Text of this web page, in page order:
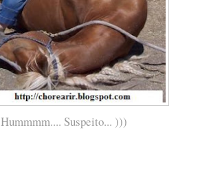
Hummmm.... Suspeito... )))